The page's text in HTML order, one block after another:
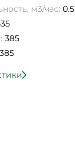
м3/час: 0.5
385
385